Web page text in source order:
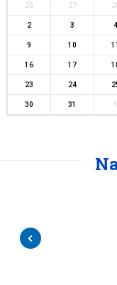
26 27
2 3 4
9 10 11
16 17
23 24
30 31